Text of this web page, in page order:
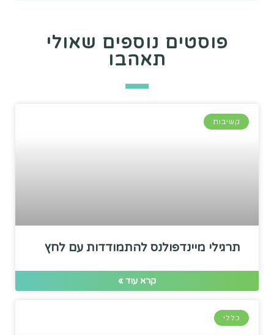
פוסטים נוספים שאולי
תאהבו
קשיבות
תרגילי מיינדפולנס להתמודדות עם לחץ
קרא עוד »
כללי